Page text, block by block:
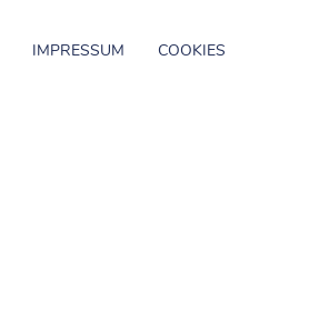
COOKIES
IMPRESSUM